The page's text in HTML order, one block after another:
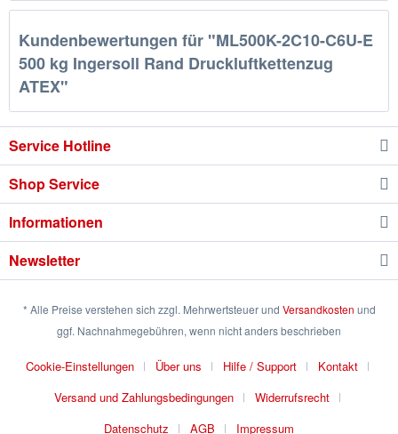
Kundenbewertungen für "ML500K-2C10-C6U-E
500 kg Ingersoll Rand Druckluftkettenzug
ATEX"
Service Hotline
Shop Service
Informationen
Newsletter
* Alle Preise verstehen sich zzgl. Mehrwertsteuer und Versandkosten und
ggf. Nachnahmegebühren, wenn nicht anders beschrieben
Cookie-Einstellungen Über uns Hilfe / Support
Kontakt
Versand und Zahlungsbedingungen
Widerrufsrecht
Datenschutz
AGB Impressum